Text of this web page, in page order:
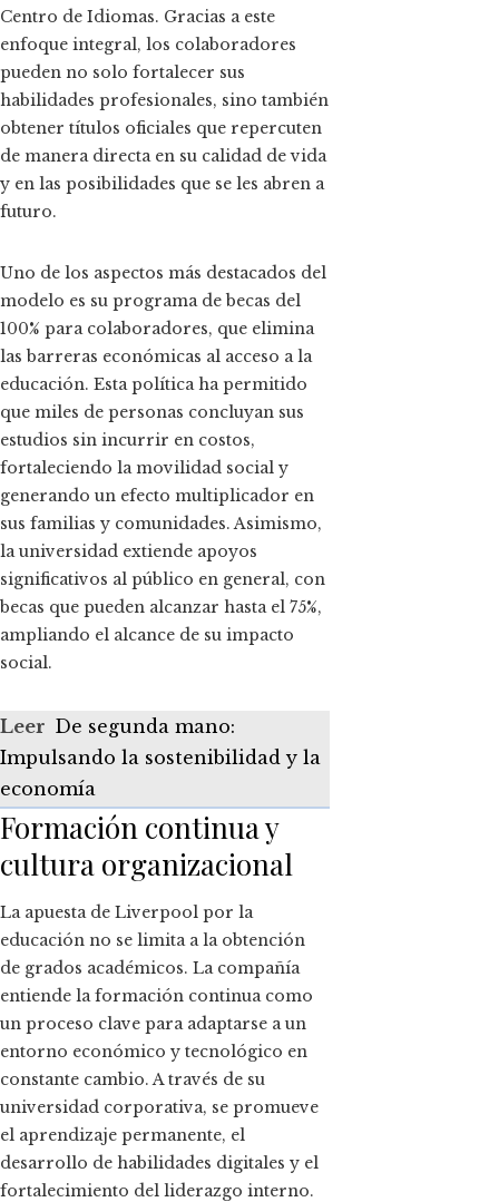
Centro de Idiomas. Gracias a este
enfoque integral, los colaboradores
pueden no solo fortalecer sus
habilidades profesionales, sino también
obtener títulos oficiales que repercuten
de manera directa en su calidad de vida
y en las posibilidades que se les abren a
futuro.
Uno de los aspectos más destacados del
modelo es su programa de becas del
100% para colaboradores, que elimina
las barreras económicas al acceso a la
educación. Esta política ha permitido
que miles de personas concluyan sus
estudios sin incurrir en costos,
fortaleciendo la movilidad social y
generando un efecto multiplicador en
sus familias y comunidades. Asimismo,
la universidad extiende apoyos
significativos al público en general, con
becas que pueden alcanzar hasta el 75%,
ampliando el alcance de su impacto
social.
Leer De segunda mano:
Impulsando la sostenibilidad y la
economía
Formación continua y
cultura organizacional
La apuesta de Liverpool por la
educación no se limita a la obtención
de grados académicos. La compañía
entiende la formación continua como
un proceso clave para adaptarse a un
entorno económico y tecnológico en
constante cambio. A través de su
universidad corporativa, se promueve
el aprendizaje permanente, el
desarrollo de habilidades digitales y el
fortalecimiento del liderazgo interno.